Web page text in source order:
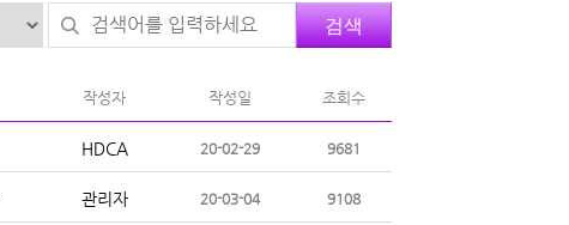
검색
작성자 작성일 조회수
HDCA 20-02-29 9681
관리자 20-03-04 9108